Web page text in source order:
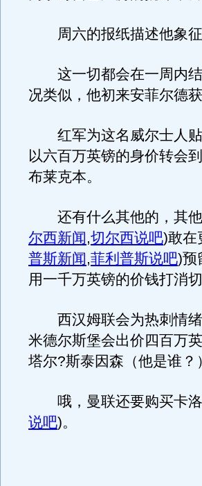
周六的报纸描述他象征
这一切都会在一周内结
况类似，他初来安菲尔德
红军为这名威尔士人贴
以六百万英镑的身价转会
布莱克本。
还有什么其他的，其他
尔西新闻,切尔西说吧)敢在
普斯新闻,菲利普斯说吧)预
用一千万英镑的价钱打消
西汉姆联会为热刺情绪
米德尔斯堡会出价四百万
塔尔?斯泰因森（他是谁？
哦，曼联还要购买卡洛
说吧)。